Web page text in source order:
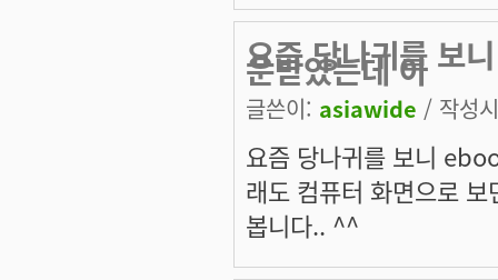
요즘 당나귀를 보
운받았는데 아
글쓴이: asiawide / 작성
요즘 당나귀를 보니
래도 컴퓨터 화면으로
봅니다.. ^^